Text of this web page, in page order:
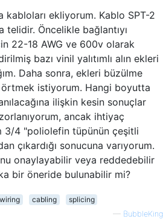
kabloları ekliyorum. Kablo SPT-2
telidir. Öncelikle bağlantıyı
22-18 AWG ve 600v olarak
bazı vinil yalıtımlı alın ekleri
Daha sonra, ekleri büzülme
istiyorum. Hangi boyutta
ilişkin kesin sonuçlar
ancak ihtiyaç
3/4 "poliolefin tüpünün çeşitli
çıkardığı sonucuna varıyorum.
onaylayabilir veya reddedebilir
bir öneride bulunabilir mi?
wiring cabling
splicing
— BubbleKing